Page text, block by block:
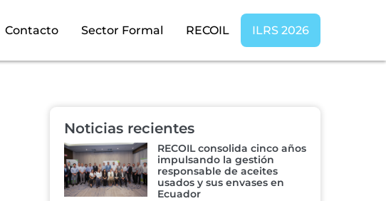
Contacto Sector Formal RECOIL ILRS 2026
Noticias recientes
RECOIL consolida cinco años
impulsando la gestión
responsable de aceites
usados y sus envases en
Ecuador